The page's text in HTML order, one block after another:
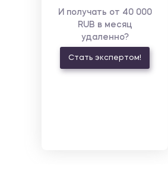
И получать от 40 000
RUB в месяц
удаленно?
Стать экспертом!